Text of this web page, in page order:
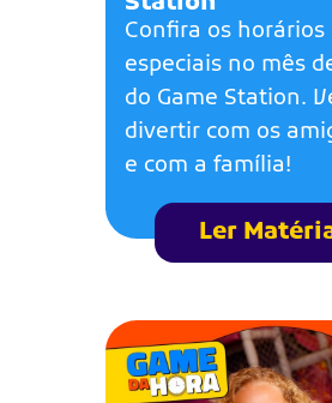
Confira os horários
especiais no mês
do Game Station.
divertir com os
e com a família!
Ler